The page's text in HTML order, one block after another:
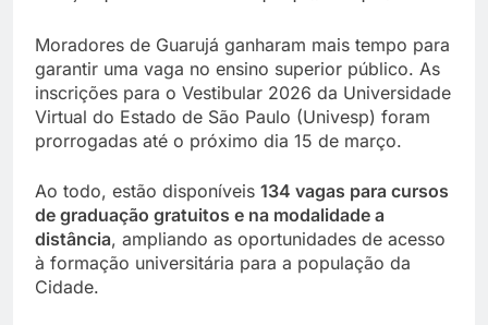
Moradores de Guarujá ganharam mais tempo para
garantir uma vaga no ensino superior público. As
inscrições para o Vestibular 2026 da Universidade
Virtual do Estado de São Paulo (Univesp) foram
prorrogadas até o próximo dia 15 de março.
Ao todo, estão disponíveis 134 vagas para cursos
de graduação gratuitos e na modalidade a
distância, ampliando as oportunidades de acesso
à formação universitária para a população da
Cidade.